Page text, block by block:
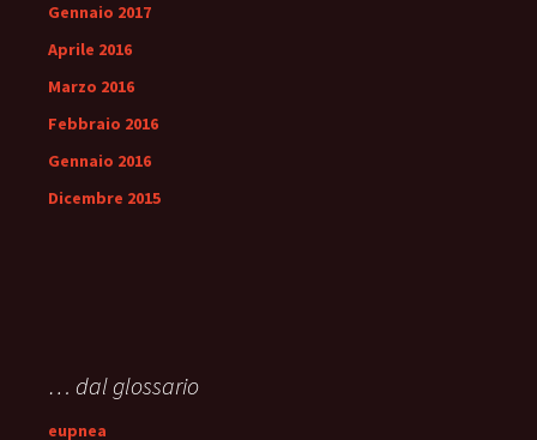
Gennaio 2017
Aprile 2016
Marzo 2016
Febbraio 2016
Gennaio 2016
Dicembre 2015
… dal glossario
eupnea